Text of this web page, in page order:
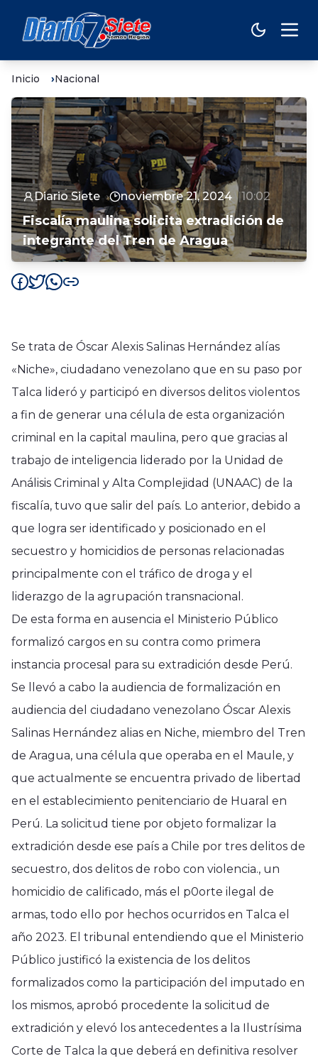
Inicio Nacional
Diario Siete noviembre 21, 2024 10:02
Fiscalía maulina solicita extradición de
integrante del Tren de Aragua
Se trata de Óscar Alexis Salinas Hernández alías
«Niche», ciudadano venezolano que en su paso por
Talca lideró y participó en diversos delitos violentos
a fin de generar una célula de esta organización
criminal en la capital maulina, pero que gracias al
trabajo de inteligencia liderado por la Unidad de
Análisis Criminal y Alta Complejidad (UNAAC) de la
fiscalía, tuvo que salir del país. Lo anterior, debido a
que logra ser identificado y posicionado en el
secuestro y homicidios de personas relacionadas
principalmente con el tráfico de droga y el
liderazgo de la agrupación transnacional.
De esta forma en ausencia el Ministerio Público
formalizó cargos en su contra como primera
instancia procesal para su extradición desde Perú.
Se llevó a cabo la audiencia de formalización en
audiencia del ciudadano venezolano Óscar Alexis
Salinas Hernández alias en Niche, miembro del Tren
de Aragua, una célula que operaba en el Maule, y
que actualmente se encuentra privado de libertad
en el establecimiento penitenciario de Huaral en
Perú. La solicitud tiene por objeto formalizar la
extradición desde ese país a Chile por tres delitos de
secuestro, dos delitos de robo con violencia., un
homicidio de calificado, más el p0orte ilegal de
armas, todo ello por hechos ocurridos en Talca el
año 2023. El tribunal entendiendo que el Ministerio
Público justificó la existencia de los delitos
formalizados como la participación del imputado en
los mismos, aprobó procedente la solicitud de
extradición y elevó los antecedentes a la Ilustrísima
Corte de Talca la que deberá en definitiva resolver